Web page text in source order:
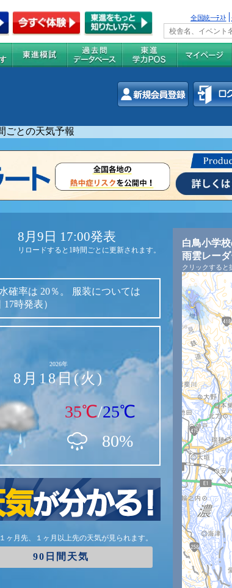
全国統一ﾃｽﾄ
ごとの天気予報
8月9日 17:00発表
リロードすると1時間ごとに更新されます。
確率は 20％。
服装については
時発表）
2026年
8月18日(火)
35℃/25℃
80%
ヶ月先、１ヶ月以上先の天気が見られます。
90日間天気
白鳥小学
雨雲レー
クリックすると